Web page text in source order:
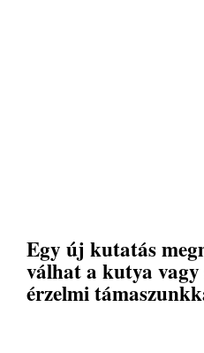
Egy új kutatás
válhat a kutya
érzelmi